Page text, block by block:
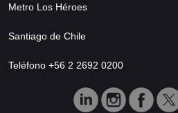
Metro Los Héroes
Santiago de Chile
Teléfono +56 2 2692 0200